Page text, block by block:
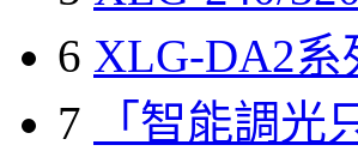
6 XLG-DA2系
7
「智能調光